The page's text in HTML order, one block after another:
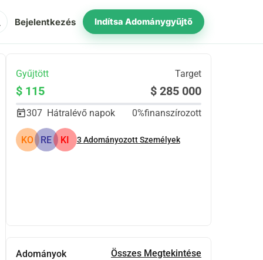
Bejelentkezés Indítsa Adománygyűjtő
Gyűjtött Target
$ 115 $ 285 000
307 Hátralévő napok 0%finanszírozott
KO RE KI 3Adományozott Személyek
Adományok Összes Megtekintése